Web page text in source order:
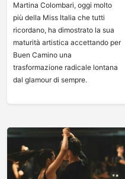
Martina Colombari, oggi molto
più della Miss Italia che tutti
ricordano, ha dimostrato la sua
maturità artistica accettando per
Buen Camino una
trasformazione radicale lontana
dal glamour di sempre.